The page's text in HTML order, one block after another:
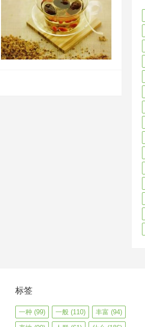
标签
一种(99) 一般 (110) 丰富 (94)